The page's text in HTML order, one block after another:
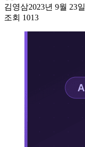
김영삼2023년 9월 23일
조회 1013